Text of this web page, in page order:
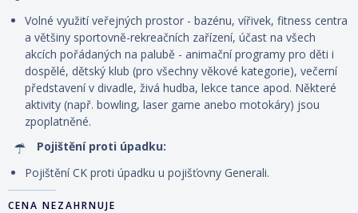
Volné využití veřejných prostor - bazénu, vířivek, fitness centra
a většiny sportovně-rekreačních zařízení, účast na všech
akcích pořádaných na palubě - animační programy pro děti i
dospělé, dětský klub (pro všechny věkové kategorie), večerní
představení v divadle, živá hudba, lekce tance apod. Některé
aktivity (např. bowling, laser game anebo motokáry) jsou
zpoplatněné.
Pojištění proti úpadku:
Pojištění CK proti úpadku u pojišťovny Generali.
CENA NEZAHRNUJE